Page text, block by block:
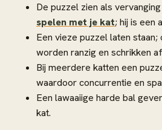
De puzzel zien als
spelen met je kat; hij is een
Een vieze puzzel laten
worden ranzig en schrikken
Bij meerdere katten een
waardoor concurrentie en
Een lawaaiige harde bal
kat.